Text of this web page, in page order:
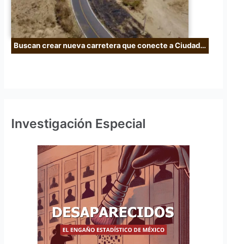
Buscan crear nueva carretera que conecte a Ciudad…
Investigación Especial